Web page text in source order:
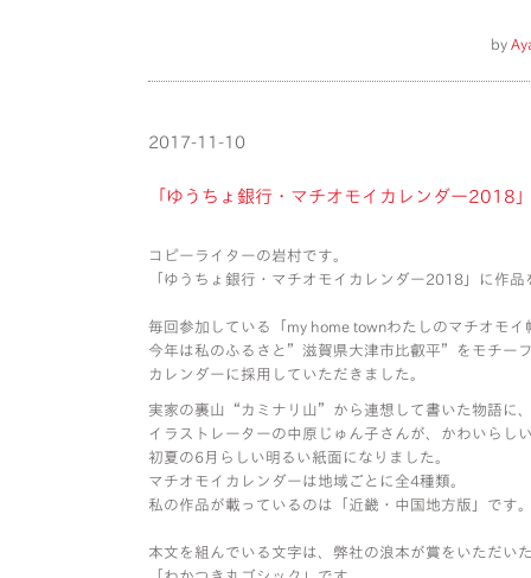
by
2017-11-10
「ゆうちょ銀行・マチオモイカレンダー2018
コピーライターの岩村です。
「ゆうちょ銀行・マチオモイカレンダー2018」に作
毎回参加している「my home townわたしのマチオモイ
今年は私のふるさと”滋賀県大津市比叡平”をモチー
カレンダーに採用していただきました。
実家の裏山“カミナリ山”から連想して書いた物語に
イラストレーターの中原じゅん子さんが、かわいらし
初夏の6月らしい明るい紙面になりました。
マチオモイカレンダーは地域ごとに全4種類。
私の作品が載っているのは「近畿・中国地方版」です
本文を組んでいる文字は、弊社の浪本が賞をいただい